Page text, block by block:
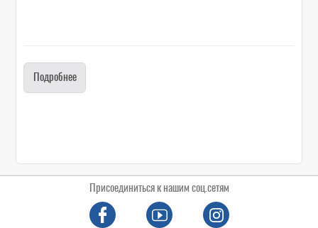
Подробнее
Присоединиться к нашим соц.сетям